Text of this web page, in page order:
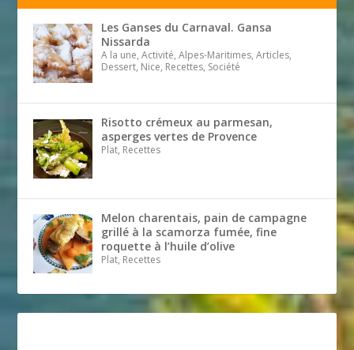
Les Ganses du Carnaval. Gansa
Nissarda
A la une, Activité, Alpes-Maritimes, Articles,
Dessert, Nice, Recettes, Société
Risotto crémeux au parmesan,
asperges vertes de Provence
Plat, Recettes
Melon charentais, pain de campagne
grillé à la scamorza fumée, fine
roquette à l’huile d’olive
Plat, Recettes